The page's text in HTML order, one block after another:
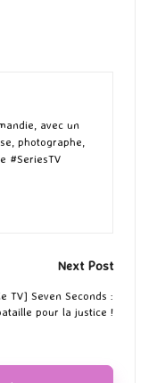
avec un
photographe,
#SeriesTV
Next Post
TV] Seven Seconds :
pour la justice !